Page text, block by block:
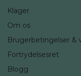
Klager
Om os
Brugerbetingelser &
Fortrydelsesret
Blogg